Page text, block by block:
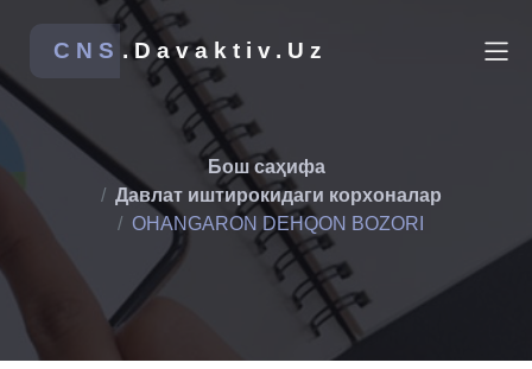
CNS .Davaktiv.Uz
Бош саҳифа
Давлат иштирокидаги корхоналар
OHANGARON DEHQON BOZORI